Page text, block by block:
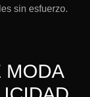
sin esfuerzo.
MODA